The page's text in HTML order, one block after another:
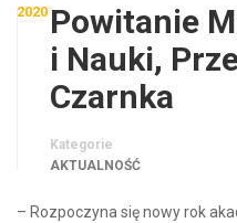
2020 Powitanie
i Nauki,
Czarnka
Kategorie
AKTUALNOŚĆ
– Rozpoczyna się nowy rok